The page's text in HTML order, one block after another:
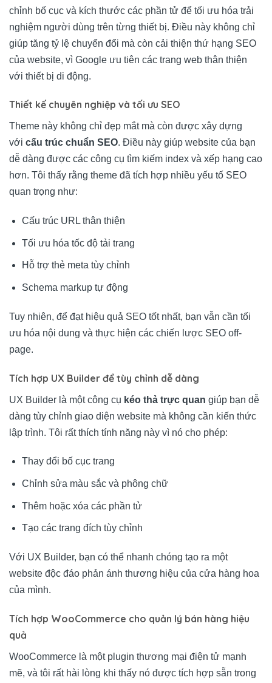
chỉnh bố cục và kích thước các phần tử để tối ưu hóa trải
nghiệm người dùng trên từng thiết bị. Điều này không chỉ
giúp tăng tỷ lệ chuyển đổi mà còn cải thiện thứ hạng SEO
của website, vì Google ưu tiên các trang web thân thiện
với thiết bị di động.
Thiết kế chuyên nghiệp và tối ưu SEO
Theme này không chỉ đẹp mắt mà còn được xây dựng
với cấu trúc chuẩn SEO. Điều này giúp website của bạn
dễ dàng được các công cụ tìm kiếm index và xếp hạng cao
hơn. Tôi thấy rằng theme đã tích hợp nhiều yếu tố SEO
quan trọng như:
Cấu trúc URL thân thiện
Tối ưu hóa tốc độ tải trang
Hỗ trợ thẻ meta tùy chỉnh
Schema markup tự động
Tuy nhiên, để đạt hiệu quả SEO tốt nhất, bạn vẫn cần tối
ưu hóa nội dung và thực hiện các chiến lược SEO off-
page.
Tích hợp UX Builder để tùy chỉnh dễ dàng
UX Builder là một công cụ kéo thả trực quan giúp bạn dễ
dàng tùy chỉnh giao diện website mà không cần kiến thức
lập trình. Tôi rất thích tính năng này vì nó cho phép:
Thay đổi bố cục trang
Chỉnh sửa màu sắc và phông chữ
Thêm hoặc xóa các phần tử
Tạo các trang đích tùy chỉnh
Với UX Builder, bạn có thể nhanh chóng tạo ra một
website độc đáo phản ánh thương hiệu của cửa hàng hoa
của mình.
Tích hợp WooCommerce cho quản lý bán hàng hiệu
quả
WooCommerce là một plugin thương mại điện tử mạnh
mẽ, và tôi rất hài lòng khi thấy nó được tích hợp sẵn trong